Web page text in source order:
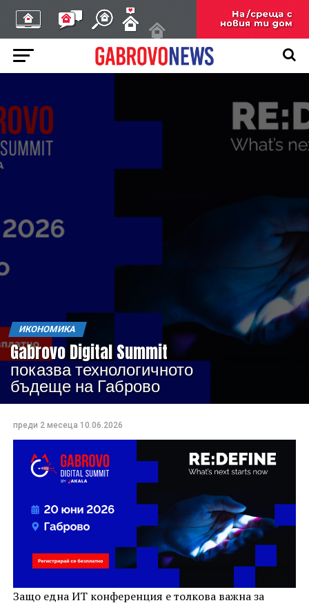
ИКОНОМИКА
Gabrovo Digital Summit
показва технологичното
бъдеще на Габрово
преди 2 месеца 10.06.2026
Защо една ИТ конференция е толкова важна за